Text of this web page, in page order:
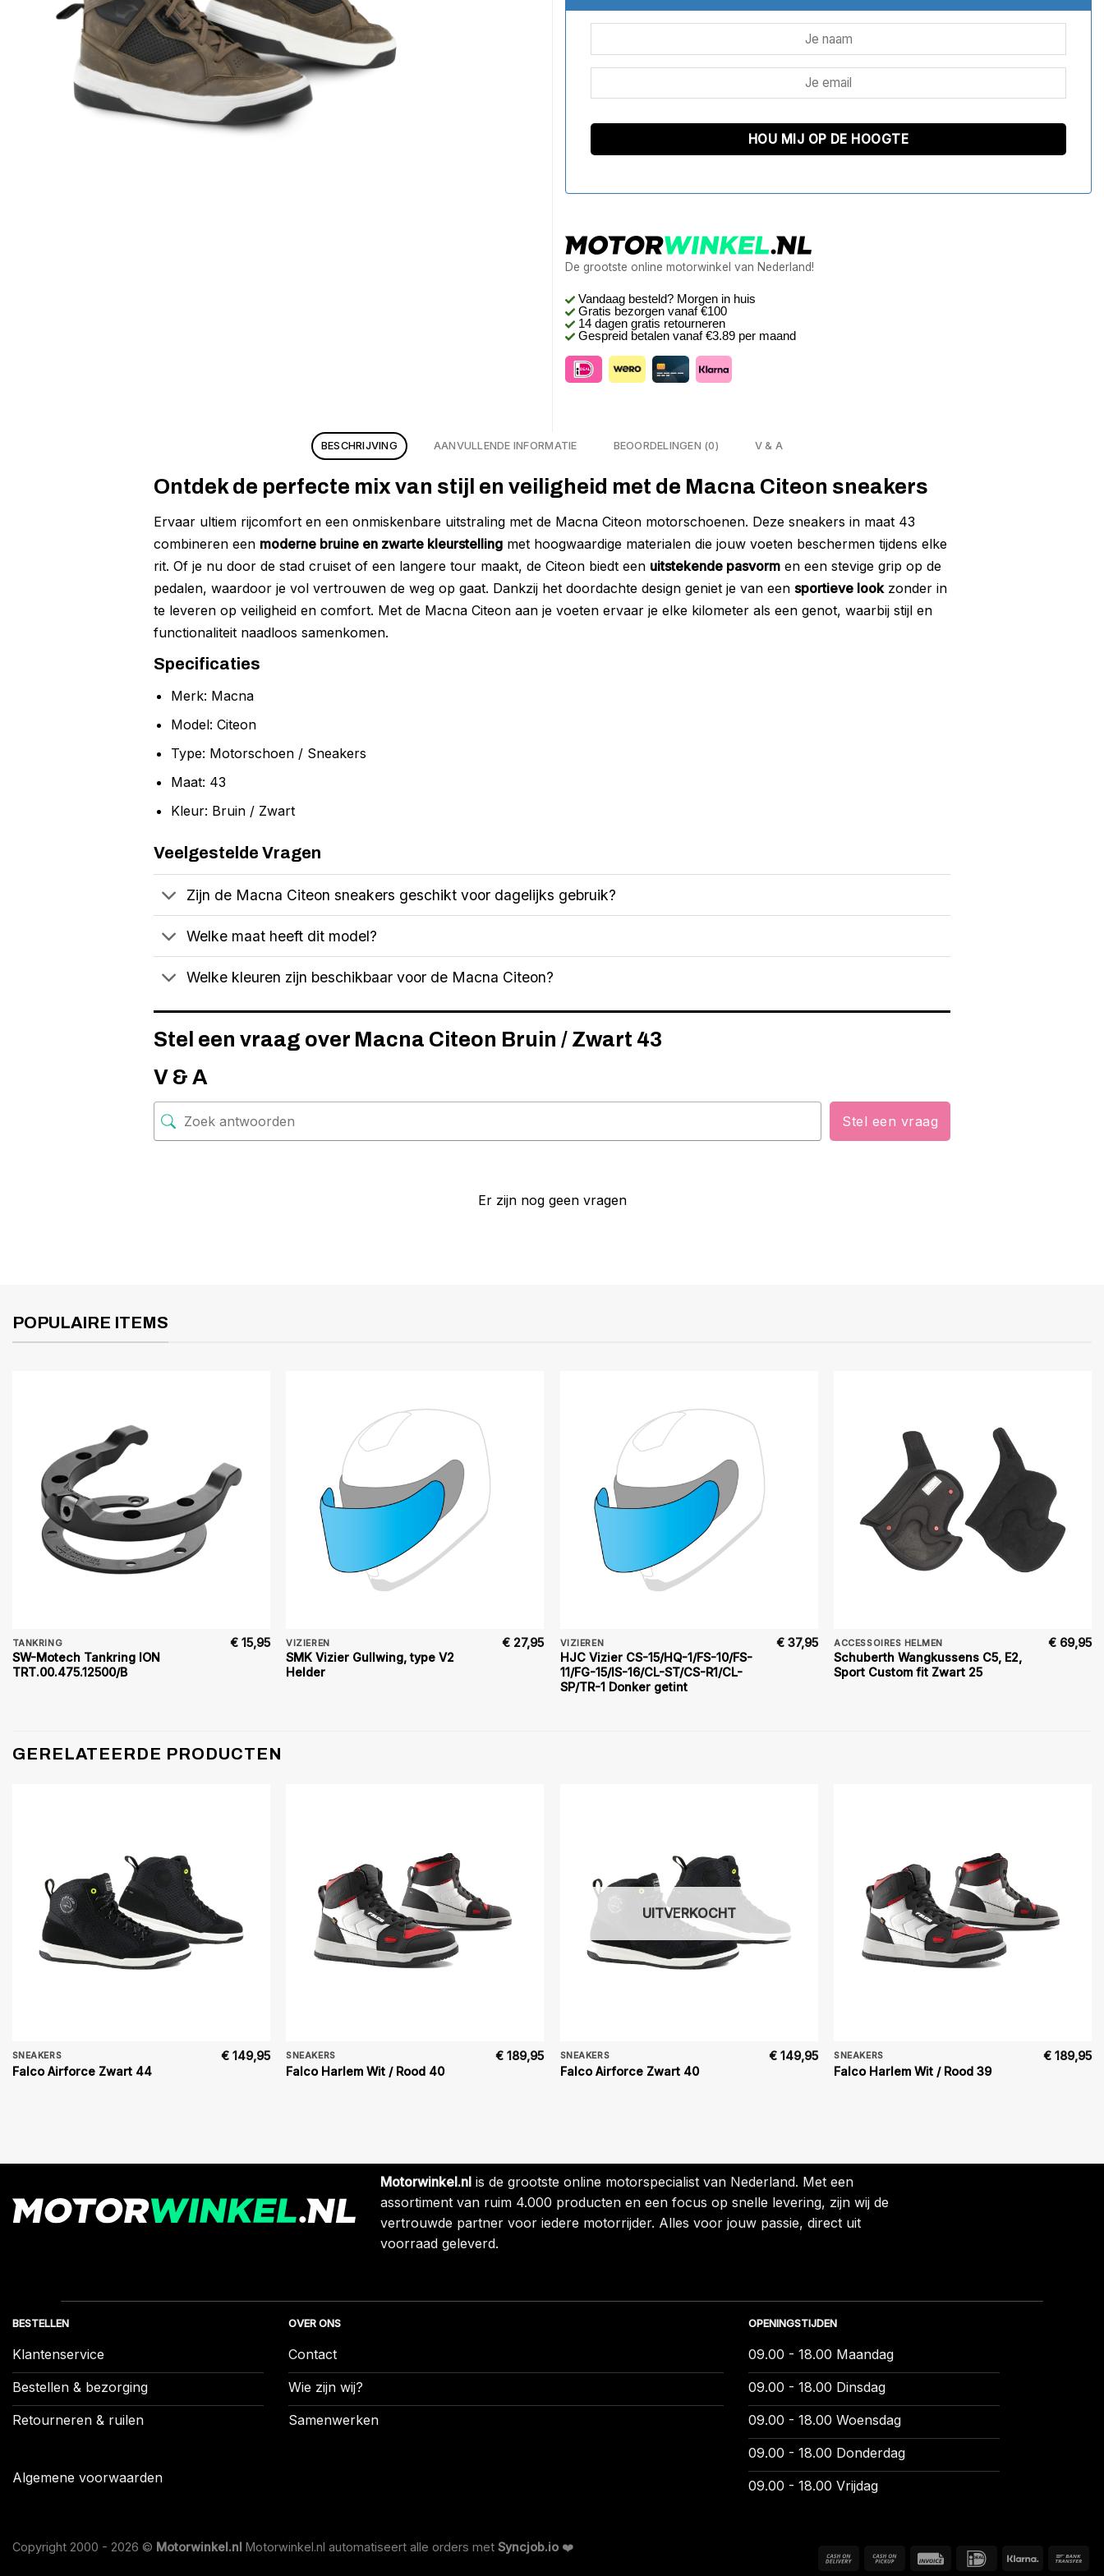
De grootste online motorwinkel van Nederland!
Vandaag besteld? Morgen in huis
Gratis bezorgen vanaf €100
14 dagen gratis retourneren
Gespreid betalen vanaf €3.89 per maand
BESCHRIJVING AANVULLENDE INFORMATIE BEOORDELINGEN (0) V & A
Ontdek de perfecte mix van stijl en veiligheid met de Macna Citeon sneakers
Ervaar ultiem rijcomfort en een onmiskenbare uitstraling met de Macna Citeon motorschoenen. Deze sneakers in maat 43
combineren een moderne bruine en zwarte kleurstelling met hoogwaardige materialen die jouw voeten beschermen tijdens elke
rit. Of je nu door de stad cruiset of een langere tour maakt, de Citeon biedt een uitstekende pasvorm en een stevige grip op de
pedalen, waardoor je vol vertrouwen de weg op gaat. Dankzij het doordachte design geniet je van een sportieve lookzonder in
te leveren op veiligheid en comfort. Met de Macna Citeon aan je voeten ervaar je elke kilometer als een genot, waarbij stijl en
functionaliteit naadloos samenkomen.
Specificaties
Merk: Macna
Model: Citeon
Type: Motorschoen / Sneakers
Maat: 43
Kleur: Bruin / Zwart
Veelgestelde Vragen
Zijn de Macna Citeon sneakers geschikt voor dagelijks gebruik?
Welke maat heeft dit model?
Welke kleuren zijn beschikbaar voor de Macna Citeon?
Stel een vraag over Macna Citeon Bruin / Zwart 43
V & A
Stel een vraag
Er zijn nog geen vragen
POPULAIRE ITEMS
TANKRING
SW-Motech Tankring ION
TRT.00.475.12500/B
€15,95 VIZIEREN
SMK Vizier Gullwing, type V2
Helder
€ 27,95 VIZIEREN
HJC Vizier CS-15/HQ-1/FS-10/FS-
11/FG-15/IS-16/CL-ST/CS-R1/CL-
SP/TR-1 Donker getint
€37,95 ACCESSOIRES HELMEN
Schuberth Wangkussens C5, E2,
Sport Custom fit Zwart 25
€ 69,95
GERELATEERDE PRODUCTEN
SNEAKERS
Falco Airforce Zwart 44
€149,95 SNEAKERS
Falco Harlem Wit / Rood 40
€ 189,95
UITVERKOCHT
SNEAKERS
Falco Airforce Zwart 40
€149,95 SNEAKERS
Falco Harlem Wit / Rood 39
€ 189,95
Motorwinkel.nl is de grootste online motorspecialist van Nederland. Met een
assortiment van ruim 4.000 producten en een focus op snelle levering, zijn wij de
vertrouwde partner voor iedere motorrijder. Alles voor jouw passie, direct uit
voorraad geleverd.
BESTELLEN
Klantenservice
Bestellen & bezorging
Retourneren & ruilen
Algemene voorwaarden
OVER ONS
Contact
Wie zijn wij?
Samenwerken
OPENINGSTIJDEN
09.00 - 18.00 Maandag
09.00 - 18.00 Dinsdag
09.00 - 18.00 Woensdag
09.00 - 18.00 Donderdag
09.00 - 18.00 Vrijdag
Copyright 2000 - 2026 © Motorwinkel.nl Motorwinkel.nl automatiseert alle orders met Syncjob.io ❤️